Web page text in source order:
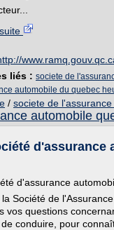
liés : societe de
automobile du quebec
/ societe de
automobile
d'assurance
d'assurance
Société de
vos questions
conduire, pour